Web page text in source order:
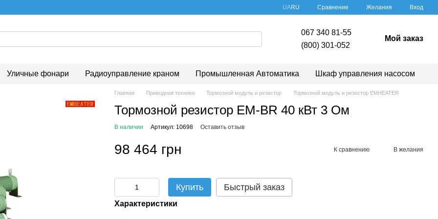
UARU Сравнение Желания Вход
067 340 81-55
(800) 301-052
Мой заказ
Уличные фонари Радиоуправление краном Промышленная Автоматика Шкаф управления насосом
Главная Приводная техника Тормозной модуль и резистор Тормозной модуль и резистор EMHEATER
Тормозной резистор EM-BR 40 кВт 3 Oм
В наличии Артикул: 10698 Оставить отзыв
98 464 грн К сравнению В желания
Купить Быстрый заказ
Характеристики